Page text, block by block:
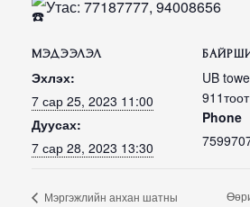
Утас: 77187777, 94008656
МЭДЭЭЛЭЛ
Эхлэх:
7 сар 25, 2023 11:00
Дуусах:
7 сар 28, 2023 13:30
UB
911тоот
Phone
Мэргэжлийн анхан шатны